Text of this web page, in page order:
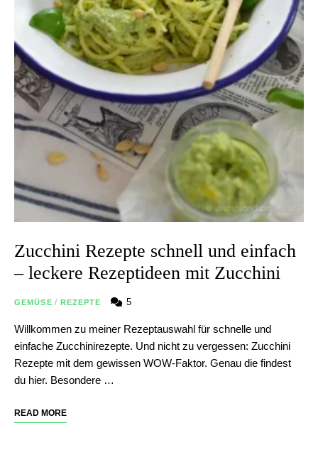
Zucchini Rezepte schnell und einfach
– leckere Rezeptideen mit Zucchini
GEMÜSE / REZEPTE 5
Willkommen zu meiner Rezeptauswahl für schnelle und
einfache Zucchinirezepte. Und nicht zu vergessen: Zucchini
Rezepte mit dem gewissen WOW-Faktor. Genau die findest
du hier. Besondere …
READ MORE